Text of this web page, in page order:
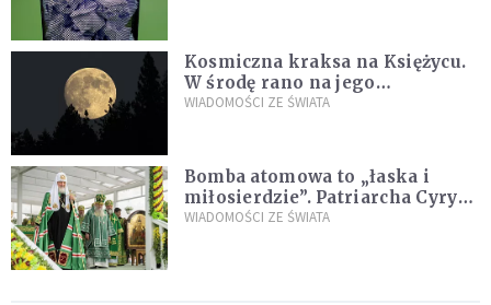
Kosmiczna kraksa na Księżycu.
W środę rano na jego
powierzchni dojdzie do
WIADOMOŚCI ZE ŚWIATA
Bomba atomowa to „łaska i
miłosierdzie”. Patriarcha Cyryl
wychwala Putina
WIADOMOŚCI ZE ŚWIATA